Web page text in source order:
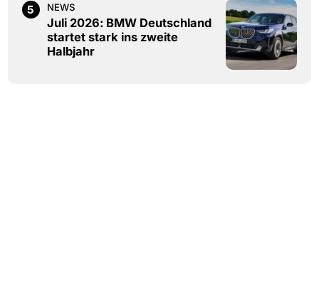
5 NEWS
Juli 2026: BMW Deutschland
startet stark ins zweite
Halbjahr